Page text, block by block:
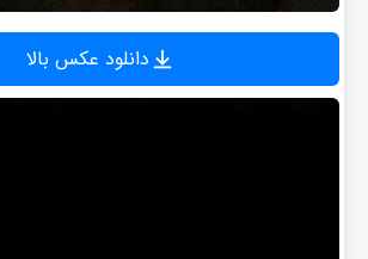
دانلود عکس بالا